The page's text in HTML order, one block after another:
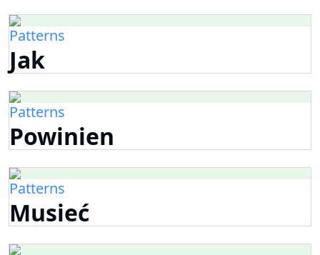
Patterns
Jak
Patterns
Powinien
Patterns
Musieć